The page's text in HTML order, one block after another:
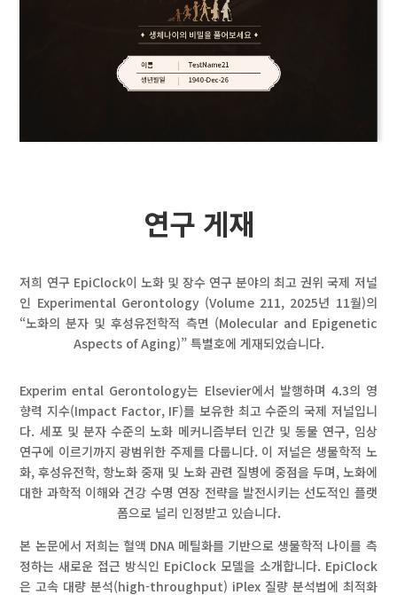
연구 게재
저희 연구 EpiClock이 노화 및 장수 연구 분야의 최고 권위 국제 저널
인 Experimental Gerontology (Volume 211, 2025년 11월)의
“노화의 분자 및 후성유전학적 측면 (Molecular and Epigenetic
Aspects of Aging)” 특별호에 게재되었습니다.
Experim ental Gerontology는 Elsevier에서 발행하며 4.3의 영
향력 지수(Impact Factor, IF)를 보유한 최고 수준의 국제 저널입니
다. 세포 및 분자 수준의 노화 메커니즘부터 인간 및 동물 연구, 임상
연구에 이르기까지 광범위한 주제를 다룹니다. 이 저널은 생물학적 노
화, 후성유전학, 항노화 중재 및 노화 관련 질병에 중점을 두며, 노화에
대한 과학적 이해와 건강 수명 연장 전략을 발전시키는 선도적인 플랫
폼으로 널리 인정받고 있습니다.
본 논문에서 저희는 혈액 DNA 메틸화를 기반으로 생물학적 나이를 측
정하는 새로운 접근 방식인 EpiClock 모델을 소개합니다. EpiClock
은 고속 대량 분석(high-throughput) iPlex 질량 분석법에 최적화